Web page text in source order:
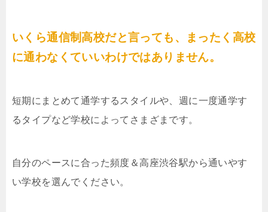
いくら通信制高校だと言っても、まったく高校
に通わなくていいわけではありません。
短期にまとめて通学するスタイルや、週に一度通学す
るタイプなど学校によってさまざまです。
自分のペースに合った頻度＆高座渋谷駅から通いやす
い学校を選んでください。